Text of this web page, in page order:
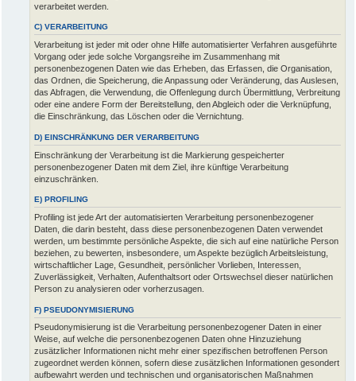
verarbeitet werden.
C) VERARBEITUNG
Verarbeitung ist jeder mit oder ohne Hilfe automatisierter Verfahren ausgeführte
Vorgang oder jede solche Vorgangsreihe im Zusammenhang mit
personenbezogenen Daten wie das Erheben, das Erfassen, die Organisation,
das Ordnen, die Speicherung, die Anpassung oder Veränderung, das Auslesen,
das Abfragen, die Verwendung, die Offenlegung durch Übermittlung, Verbreitung
oder eine andere Form der Bereitstellung, den Abgleich oder die Verknüpfung,
die Einschränkung, das Löschen oder die Vernichtung.
D) EINSCHRÄNKUNG DER VERARBEITUNG
Einschränkung der Verarbeitung ist die Markierung gespeicherter
personenbezogener Daten mit dem Ziel, ihre künftige Verarbeitung
einzuschränken.
E) PROFILING
Profiling ist jede Art der automatisierten Verarbeitung personenbezogener
Daten, die darin besteht, dass diese personenbezogenen Daten verwendet
werden, um bestimmte persönliche Aspekte, die sich auf eine natürliche Person
beziehen, zu bewerten, insbesondere, um Aspekte bezüglich Arbeitsleistung,
wirtschaftlicher Lage, Gesundheit, persönlicher Vorlieben, Interessen,
Zuverlässigkeit, Verhalten, Aufenthaltsort oder Ortswechsel dieser natürlichen
Person zu analysieren oder vorherzusagen.
F) PSEUDONYMISIERUNG
Pseudonymisierung ist die Verarbeitung personenbezogener Daten in einer
Weise, auf welche die personenbezogenen Daten ohne Hinzuziehung
zusätzlicher Informationen nicht mehr einer spezifischen betroffenen Person
zugeordnet werden können, sofern diese zusätzlichen Informationen gesondert
aufbewahrt werden und technischen und organisatorischen Maßnahmen